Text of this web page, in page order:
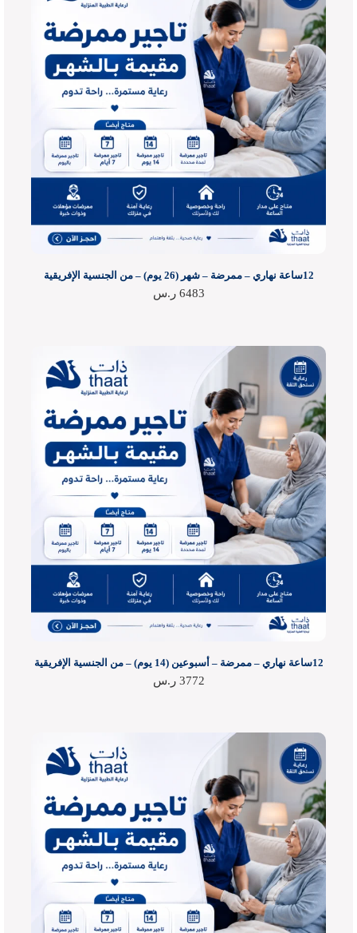
12ساعة نهاري – ممرضة – شهر (26 يوم) – من الجنسية الإفريقية
6483 ر.س
12ساعة نهاري – ممرضة – أسبوعين (14 يوم) – من الجنسية الإفريقية
3772 ر.س